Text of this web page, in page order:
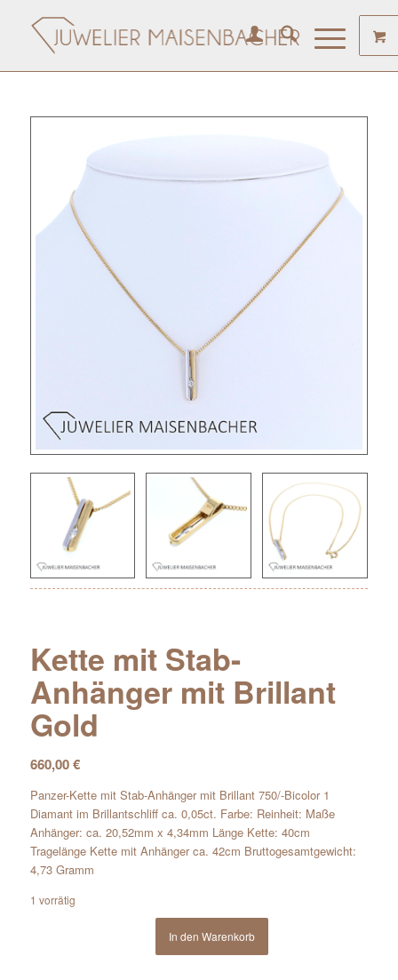
Kette mit Stab-
Anhänger mit Brillant
Gold
660,00€
Panzer-Kette mit Stab-Anhänger mit Brillant 750/-Bicolor 1
Diamant im Brillantschliff ca. 0,05ct. Farbe: Reinheit: Maße
Anhänger: ca. 20,52mm x 4,34mm Länge Kette: 40cm
Tragelänge Kette mit Anhänger ca. 42cm Bruttogesamtgewicht:
4,73 Gramm
1 vorrätig
In den Warenkorb